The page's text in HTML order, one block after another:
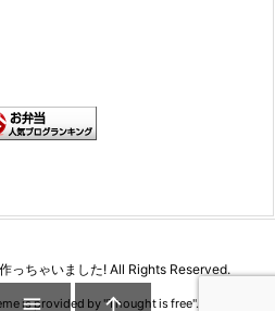
っちゃいました! All Rights Reserved.
is provided by "Thought is free".
 